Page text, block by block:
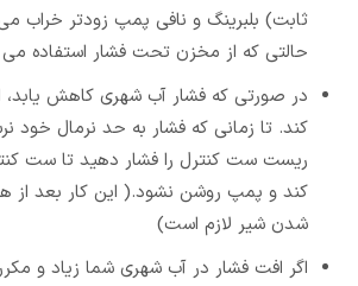
ثابت) بلبرینگ و نافی پمپ زودتر خراب
حالتی که از مخزن تحت فشار استفاده
در صورتی که فشار آب شهری کاهش
کند. تا زمانی که فشار به حد نرمال خود
ریست ست کنترل را فشار دهید تا ست
کند و پمپ روشن نشود.( این کار بعد از
شدن شیر لازم است)
اگر افت فشار در آب شهری شما زیاد و